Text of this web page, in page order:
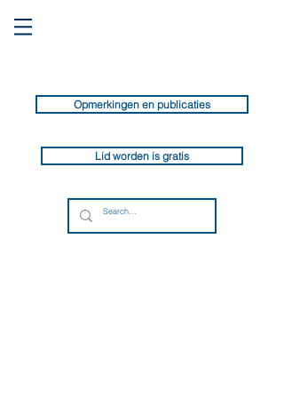
Opmerkingen en publicaties
Lid worden is gratis